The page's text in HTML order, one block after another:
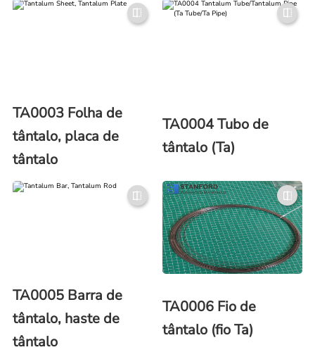
TA0003 Folha de
tântalo, placa de
tântalo
TA0004 Tubo de
tântalo (Ta)
TA0005 Barra de
tântalo, haste de
tântalo
TA0006 Fio de
tântalo (fio Ta)